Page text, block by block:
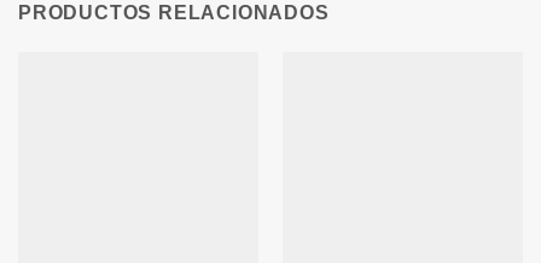
PRODUCTOS RELACIONADOS